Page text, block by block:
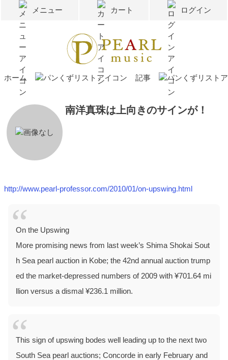
メニュー カート ログイン
ホーム 記事
南洋真珠は上向きのサインが！
http://www.pearl-professor.com/2010/01/on-upswing.html
On the Upswing
More promising news from last week’s Shima Shokai Sout
h Sea pearl auction in Kobe; the 42nd annual auction trump
ed the market-depressed numbers of 2009 with ¥701.64 mi
llion versus a dismal ¥236.1 million.
This sign of upswing bodes well leading up to the next two
South Sea pearl auctions; Concorde in early February and